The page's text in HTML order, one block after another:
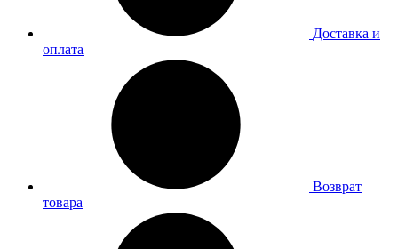
Доставка и
оплата
Возврат
товара